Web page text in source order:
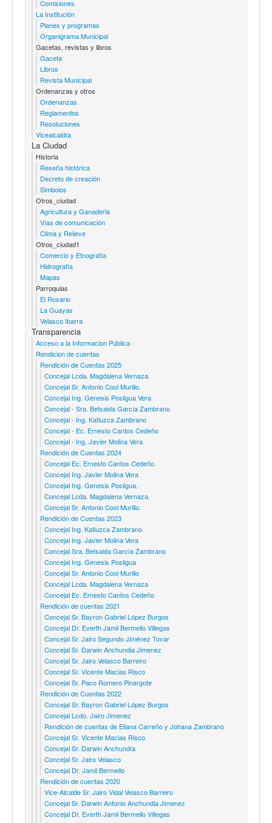
Comisiones
La Institución
Planes y programas
Organigrama Municipal
Gacetas, revistas y libros
Gaceta
Libros
Revista Municipal
Ordenanzas y otros
Ordenanzas
Reglamentos
Resoluciones
Vicealcaldía
La Ciudad
Historia
Reseña histórica
Decreto de creación
Simbolos
Otros_ciudad
Agricultura y Ganaderia
Vías de comunicación
Clima y Relieve
Otros_ciudad1
Comercio y Etnografía
Hidrografía
Mapas
Parroquias
El Rosario
La Guayas
Velasco Ibarra
Transparencia
Acceso a la Informacion Pública
Rendicion de cuentas
Rendición de Cuentas 2025
Concejal Lcda. Magdalena Vernaza.
Concejal Sr. Antonio Cool Murillo.
Concejal Ing. Genesis Posligua Vera
Concejal - Sra. Betsaida García Zambrano
Concejal - Ing. Katiuzca Zambrano
Concejal - Ec. Ernesto Cantos Cedeño
Concejal - Ing. Javier Molina Vera
Rendición de Cuentas 2024
Concejal Ec. Ernesto Cantos Cedeño.
Concejal Ing. Javier Molina Vera
Concejal Ing. Genesis Posligua.
Concejal Lcda. Magdalena Vernaza.
Concejal Sr. Antonio Cool Murillo.
Rendición de Cuentas 2023
Concejal Ing. Katiuzca Zambrano
Concejal Ing. Javier Molina Vera
Concejal Sra. Betsaida García Zambrano
Concejal Ing. Genesis Posligua
Concejal Sr. Antonio Cool Murillo
Concejal Lcda. Magdalena Vernaza
Concejal Ec. Ernesto Cantos Cedeño
Rendición de cuentas 2021
Concejal Sr. Bayron Gabriel López Burgos
Concejal Dr. Everth Jamil Bermello Villegas
Concejal Sr. Jairo Segundo Jiménez Tovar
Concejal Sr. Darwin Anchundia Jimenez
Concejal Sr. Jairo Velasco Barreiro
Concejal Sr. Vicente Macias Risco
Concejal Sr. Paco Romero Pinargote
Rendición de Cuentas 2022
Concejal Sr. Bayron Gabriel López Burgos
Concejal Lcdo. Jairo Jimenez
Rendición de cuentas de Eliana Carreño y Johana Zambrano
Concejal Sr. Vicente Macias Risco
Concejal Sr. Darwin Anchundía
Concejal Sr. Jairo Velasco
Concejal Dr. Jamil Bermello
Rendición de cuentas 2020
Vice-Alcalde Sr. Jairo Vidal Velasco Barreiro
Concejal Sr. Darwin Antonio Anchundia Jimenez
Concejal Dr. Everth Jamil Bermello Villegas